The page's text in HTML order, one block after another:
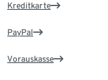
Kreditkarte
PayPal
Vorauskasse